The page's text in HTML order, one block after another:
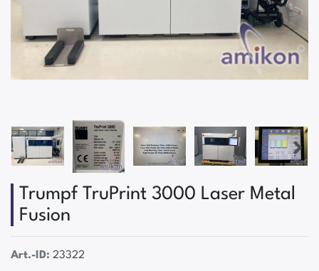
Trumpf TruPrint 3000 Laser Metal
Fusion
Art.-ID: 23322